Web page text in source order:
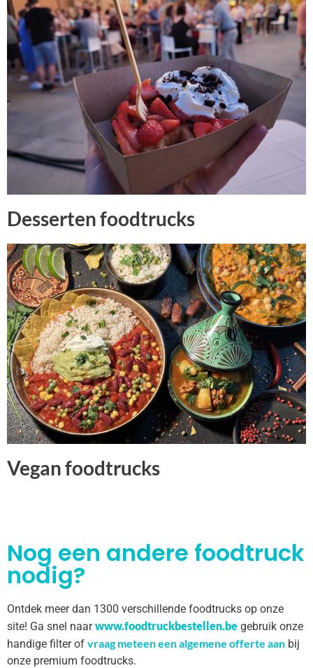
Desserten foodtrucks
Vegan foodtrucks
Nog een andere foodtruck
nodig?
Ontdek meer dan 1300 verschillende foodtrucks op onze
site! Ga snel naarwww.foodtruckbestellen.be gebruik onze
handige filter of vraag meteen een algemene offerte aan bij
onze premium foodtrucks.